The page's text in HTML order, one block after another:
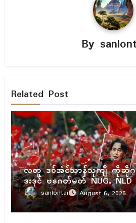
By
Related Post
ပရိုၚ်
လတူ ဒဝ်အံၚ်သာန်သုကျဳ ကဵုဆဵုဂ
ဒးဒုၚ် ဗဂေတ်မတ် NUG,
sanlontai August 6, 2026